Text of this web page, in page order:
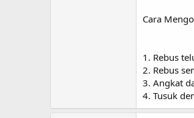
Cara
1. Rebus
2. Rebus
3. Angkat
4. Tusuk